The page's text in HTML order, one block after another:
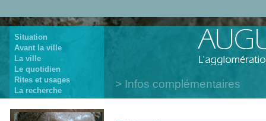
Situation
Avant la ville
La ville
Le quotidien
Rites et usages
La recherche
Infos complémentaires